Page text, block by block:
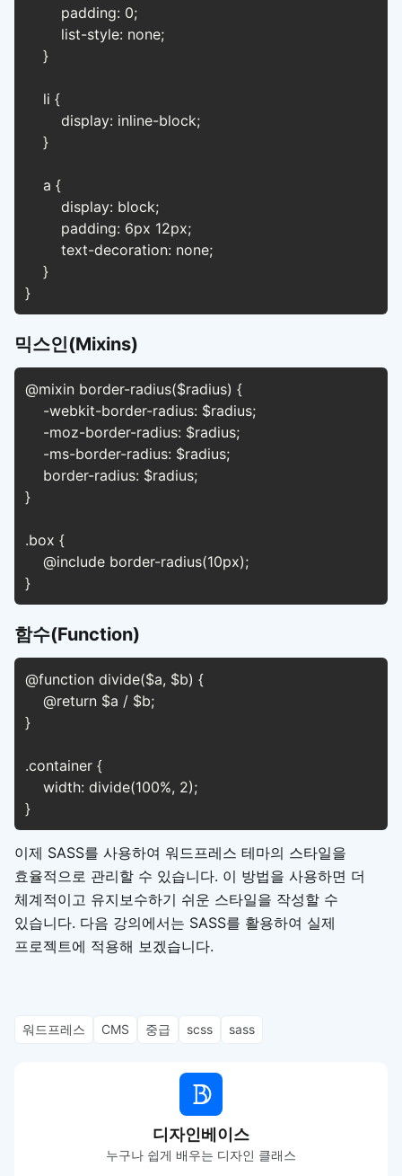
}
믹스인(Mixins)
@mixin border-radius($radius) {
}
.box {
함수(Function)
@function divide($a, $b) {
}
.container {
}
이제 SASS를 사용하여 워드프레스 테마의 스타일을
효율적으로 관리할 수 있습니다. 이 방법을 사용하면 더
체계적이고 유지보수하기 쉬운 스타일을 작성할 수
있습니다. 다음 강의에서는 SASS를 활용하여 실제
프로젝트에 적용해 보겠습니다.
워드프레스 CMS 중급 scss sass
디자인베이스
누구나 쉽게 배우는 디자인 클래스